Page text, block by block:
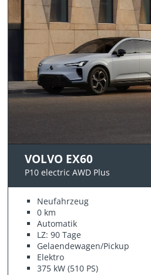
VOLVO EX60
P10 electric AWD Plus
Neufahrzeug
0 km
Automatik
LZ: 90 Tage
Gelaendewagen/Pickup
Elektro
375 kW (510 PS)